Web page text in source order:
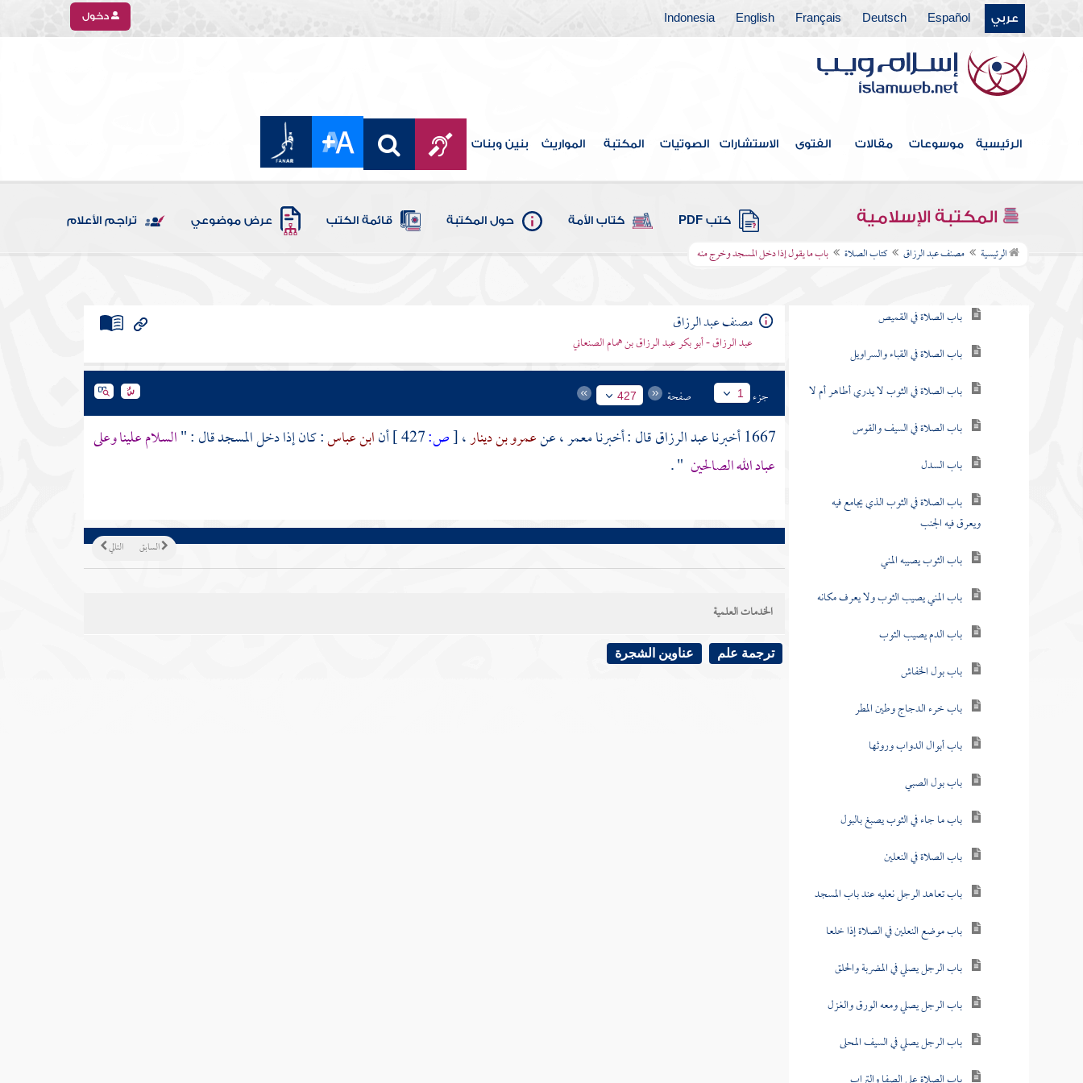
عربي Español
Deutsch
Français
English
Indonesia دخول
الرئيسية موسوعات مقالات الفتوى الاستشارات الصوتيات المكتبة المواريث بنين وبنات
المكتبة الإسلامية كتب PDF كتاب الأمة حول المكتبة قائمة الكتب عرض موضوعي تراجم الأعلام
الرئيسية مصنف عبد الرزاق كتاب الصلاة باب ما يقول إذا دخل المسجد وخرج منه
فهرس الكتاب
كتاب الطهارة
كتاب الحيض
كتاب الصلاة
باب الصلاة في القميص
باب الصلاة في القباء والسراويل
باب الصلاة في الثوب لا يدري أطاهر أم لا
باب الصلاة في السيف والقوس
باب السدل
باب الصلاة في الثوب الذي يجامع فيه
ويعرق فيه الجنب
باب الثوب يصيبه المني
باب المني يصيب الثوب ولا يعرف مكانه
باب الدم يصيب الثوب
باب بول الخفاش
باب خرء الدجاج وطين المطر
باب أبوال الدواب وروثها
باب بول الصبي
باب ما جاء في الثوب يصبغ بالبول
باب الصلاة في النعلين
باب تعاهد الرجل نعليه عند باب المسجد
باب موضع النعلين في الصلاة إذا خلعا
باب الرجل يصلي في المضربة والحلق
باب الرجل يصلي ومعه الورق والغزل
باب الرجل يصلي في السيف المحلى
مصنف عبد الرزاق
عبد الرزاق - أبو بكر عبد الرزاق بن همام الصنعاني
جزء 1 صفحة 427
1667 أخبرنا عبد الرزاققال : أخبرنامعمر، عنعمرو بن دينار،[ص: أنابن عباس: كان إذا دخل المسجد قال : "السلام علينا وعلى
عباد الله الصالحين " .
التالي السابق
الخدمات العلمية
ترجمة علم عناوين الشجرة